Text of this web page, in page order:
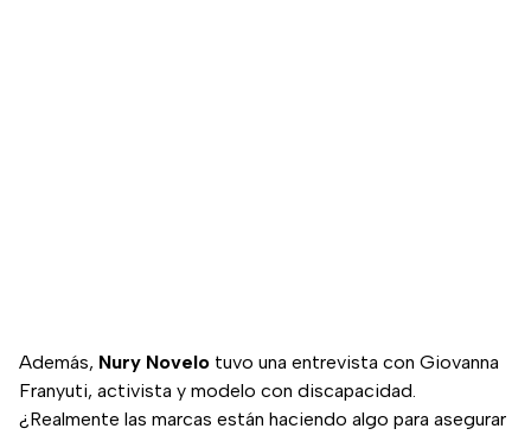
Además, Nury Novelo tuvo una entrevista con Giovanna
Franyuti, activista y modelo con discapacidad.
¿Realmente las marcas están haciendo algo para asegurar